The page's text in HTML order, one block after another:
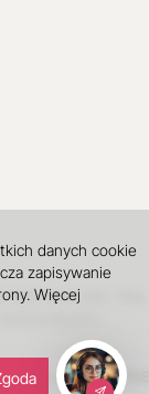
400 Garwolin
i wdrożenieINTLE
danych cookie
zapisywanie
Więcej